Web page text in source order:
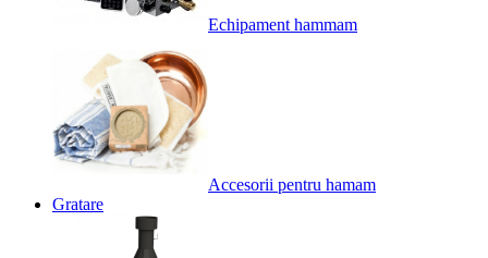
Echipament hammam
Accesorii pentru hamam
Gratare